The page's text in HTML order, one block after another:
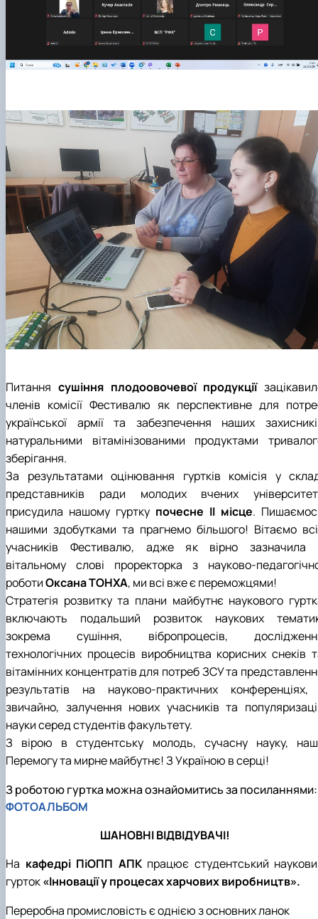
Питання сушіння плодоовочевої продукції
членів комісії Фестивалю як перспективне для
української армії та забезпечення наших
натуральними вітамінізованими продуктами
зберігання.
За результатами оцінювання гуртків комісія у
представників ради молодих вчених
присудила нашому гуртку почесне ІІ місце.
нашими здобутками та прагнемо більшого! Вітаємо
учасників Фестивалю, адже як вірно зазначила
вітальному слові проректорка з науково-
роботиОксана ТОНХА, ми всі вже є переможцями!
Стратегія розвитку та плани майбутнє наукового
включають подальший розвиток наукових
зокрема сушіння, вібропроцесів,
технологічних процесів виробництва корисних снеків
вітамінних концентратів для потреб ЗСУ та
результатів на науково-практичних конференціях,
звичайно, залучення нових учасників та
науки серед студентів факультету.
З вірою в студентську молодь, сучасну науку,
Перемогу та мирне майбутнє! З Україною в серці!
З роботою гуртка можна ознайомитись за посиланнями:
ФОТОАЛЬБОМ
ШАНОВНІ ВІДВІДУВАЧІ!
На кафедрі ПіОПП АПКпрацює студентський
гурток«Інновації у процесах харчових виробництв».
Переробна промисловість є однією з основних ланок